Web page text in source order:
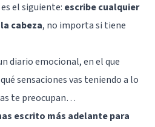
el siguiente: escribe cualquier
cabeza, no importa si tiene
diario emocional, en el que
sensaciones vas teniendo a lo
te preocupan…
escrito más adelante para